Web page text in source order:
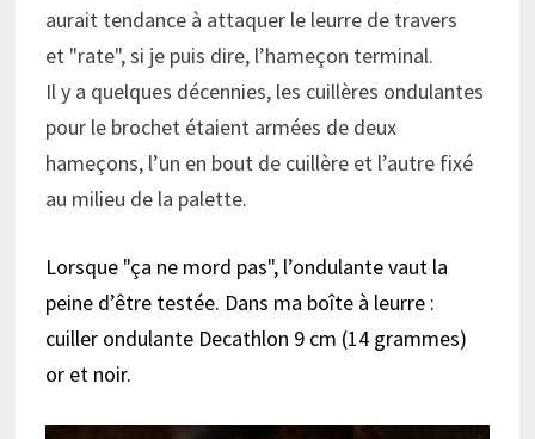
aurait tendance à attaquer le leurre de travers
et rate , si je puis dire, l’hameçon terminal.
Il y a quelques décennies, les cuillères ondulantes
pour le brochet étaient armées de deux
hameçons, l’un en bout de cuillère et l’autre fixé
au milieu de la palette.
Lorsque ça ne mord pas , l’ondulante vaut la
peine d’être testée. Dans ma boîte à leurre :
cuiller ondulante Decathlon 9 cm (14 grammes)
or et noir.